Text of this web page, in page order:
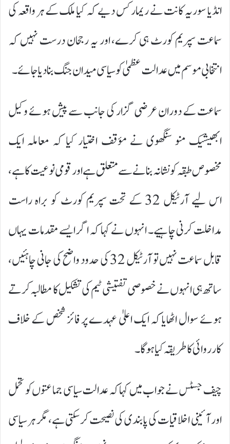
انڈیا سوریہ کانت نے ریمارکس دیے کہ کیا ملک کے ہر واقعہ کی
سماعت سپریم کورٹ ہی کرے، اور یہ رجحان درست نہیں کہ
انتخابی موسم میں عدالت عظمیٰ کو سیاسی میدان جنگ بنا دیا جائے۔
سماعت کے دوران عرضی گزار کی جانب سے پیش ہوئے وکیل
ابھیشیک منو سنگھوی نے مؤقف اختیار کیا کہ معاملہ ایک
مخصوص طبقہ کو نشانہ بنانے سے متعلق ہے اور قومی نوعیت کا ہے،
اس لیے آرٹیکل 32 کے تحت سپریم کورٹ کو براہ راست
مداخلت کرنی چاہیے۔ انہوں نے کہا کہ اگر ایسے مقدمات یہاں
قابل سماعت نہیں تو آرٹیکل 32 کی حدود واضح کی جانی چاہئیں،
ساتھ ہی انہوں نے خصوصی تفتیشی ٹیم کی تشکیل کا مطالبہ کرتے
ہوئے سوال اٹھایا کہ ایک اعلیٰ عہدے پر فائز شخص کے خلاف
کارروائی کا طریقہ کیا ہوگا۔
چیف جسٹس نے جواب میں کہا کہ عدالت سیاسی جماعتوں کو تحمل
اور آئینی اخلاقیات کی پابندی کی نصیحت کر سکتی ہے، مگر ہر سیاسی